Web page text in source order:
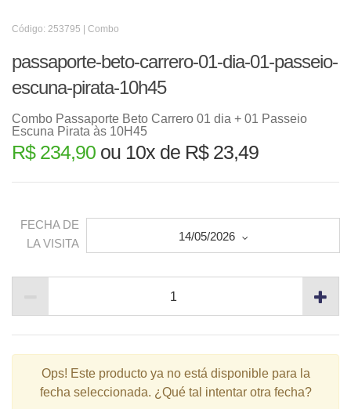
Código: 253795 | Combo
passaporte-beto-carrero-01-dia-01-passeio-
escuna-pirata-10h45
Combo Passaporte Beto Carrero 01 dia + 01 Passeio
Escuna Pirata às 10H45
R$ 234,90 ou 10x de R$ 23,49
FECHA DE
LA VISITA
14/05/2026
Ops! Este producto ya no está disponible para la
fecha seleccionada. ¿Qué tal intentar otra fecha?